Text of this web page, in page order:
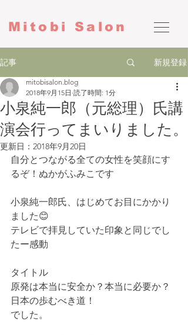
Mitobi Salon
記事 新規登録
小泉純一郎（元総理）氏講
演会行ってまいりました。
mitobisalon.blog
2018年9月15日 読了時間: 1分
更新日： 2018年9月20日
自分とつながる全ての女性を笑顔にす
るぞ！ぬかがふみこです
小泉純一郎氏、はじめてお目にかかり
ました😊
テレビで拝見していた印象と同じでし
たー感動
タイトル
原発は本当に安全か？本当に必要か？
日本の歩むべき道！
でした。